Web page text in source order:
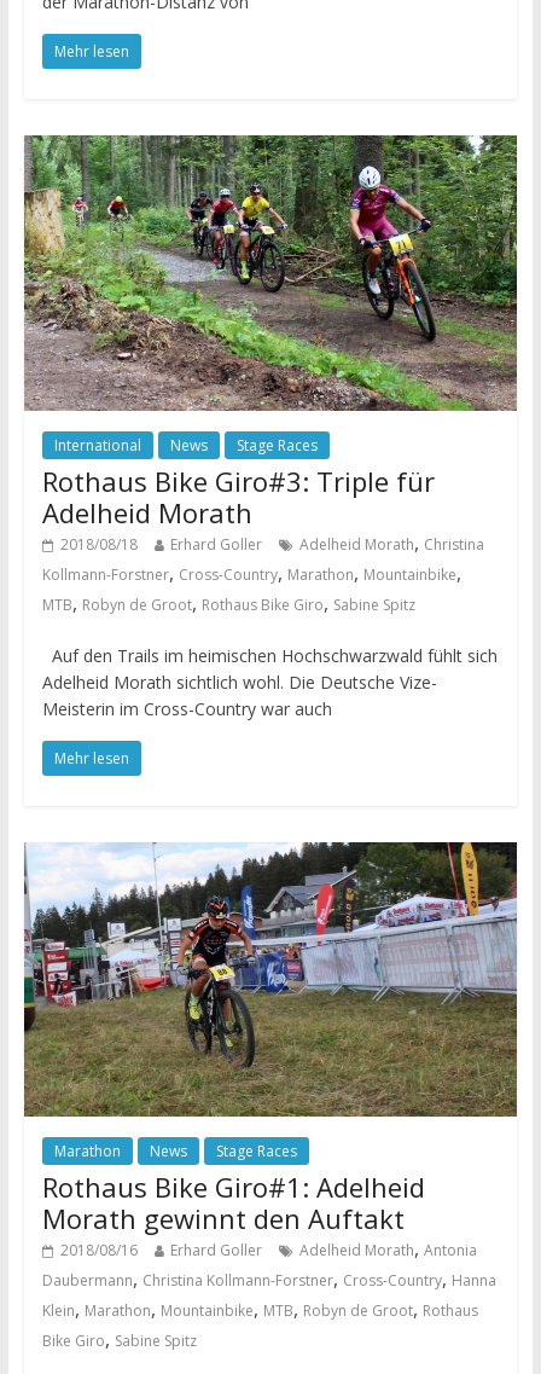
Mehr lesen
International News Stage Races
Rothaus Bike Giro#3: Triple für
Adelheid Morath
2018/08/18 Erhard Goller Adelheid Morath, Christina
Kollmann-Forstner, Cross-Country, Marathon, Mountainbike,
MTB, Robyn de Groot, Rothaus Bike Giro, Sabine Spitz
Auf den Trails im heimischen Hochschwarzwald fühlt sich
Adelheid Morath sichtlich wohl. Die Deutsche Vize-
Meisterin im Cross-Country war auch
Mehr lesen
Marathon News Stage Races
Rothaus Bike Giro#1: Adelheid
Morath gewinnt den Auftakt
2018/08/16 Erhard Goller Adelheid Morath, Antonia
Daubermann, Christina Kollmann-Forstner, Cross-Country, Hanna
Klein, Marathon, Mountainbike, MTB, Robyn de Groot, Rothaus
Bike Giro, Sabine Spitz